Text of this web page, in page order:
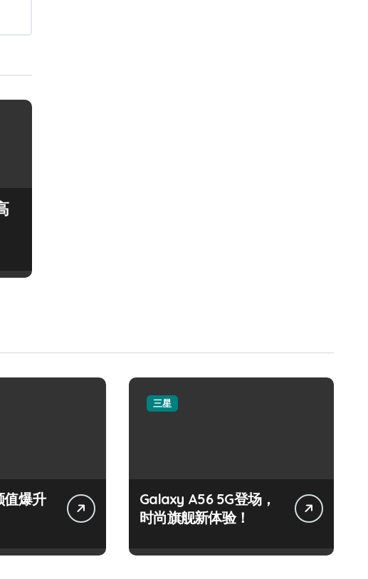
值爆升
三星
Galaxy A56 5G登场，
时尚旗舰新体验！